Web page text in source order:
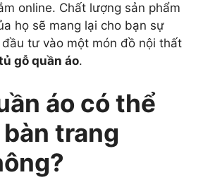
online. Chất lượng sản phẩm
họ sẽ mang lại cho bạn sự
tư vào một món đồ nội thất
gỗ quần áo.
áo có thể
trang